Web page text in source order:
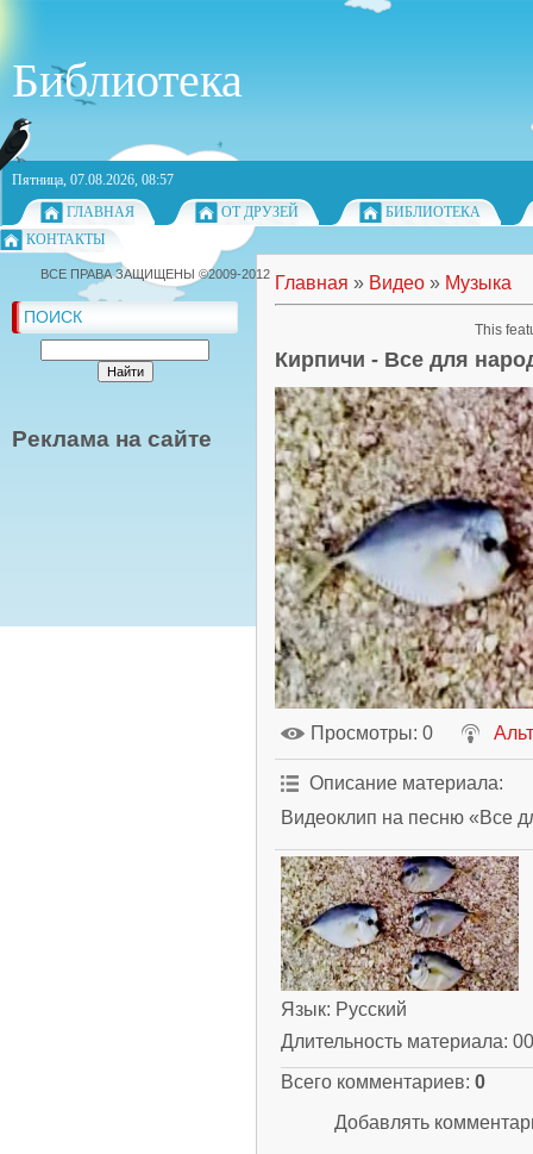
Библиотека
Пятница, 07.08.2026, 08:57
ГЛАВНАЯ
ОТ ДРУЗЕЙ
БИБЛИОТЕКА
КОНТАКТЫ
ПОИСК
Реклама на сайте
Главная » Видео » Музыка
Кирпичи - Все для
Просмотры: 0
Описание материала:
Видеоклип на песню «Все
Язык: Русский
Длительность материала:
Всего комментариев: 0
Добавлять
ВСЕ ПРАВА ЗАЩИЩЕНЫ ©2009-2012
This